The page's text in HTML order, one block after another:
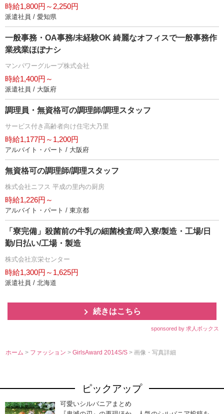
時給1,800円～2,250円
派遣社員 / 愛知県
一般事務・OA事務/未経験OK 綺麗なオフィスで一般事務作
業残業ほぼナシ
マンパワーグループ株式会社
時給1,400円～
派遣社員 / 大阪府
調理員・無資格可の調理師/調理スタッフ
サービス付き高齢者向け住宅大乃里
時給1,177円～1,200円
アルバイト・パート / 大阪府
無資格可の調理師/調理スタッフ
株式会社ニフス 平成の里内の厨房
時給1,226円～
アルバイト・パート / 東京都
「寮完備」殺菌前の牛乳の細菌検査/即入寮/製造・工場/日
勤/日払い/工場・製造
株式会社京栄センター
時給1,300円～1,625円
派遣社員 / 北海道
続きはこちら
sponsored by 求人ボックス
ホーム > ファッション>GirlsAward 2014S/S> 画像・写真詳細
ピックアップ
可愛いシルバニアまとめ